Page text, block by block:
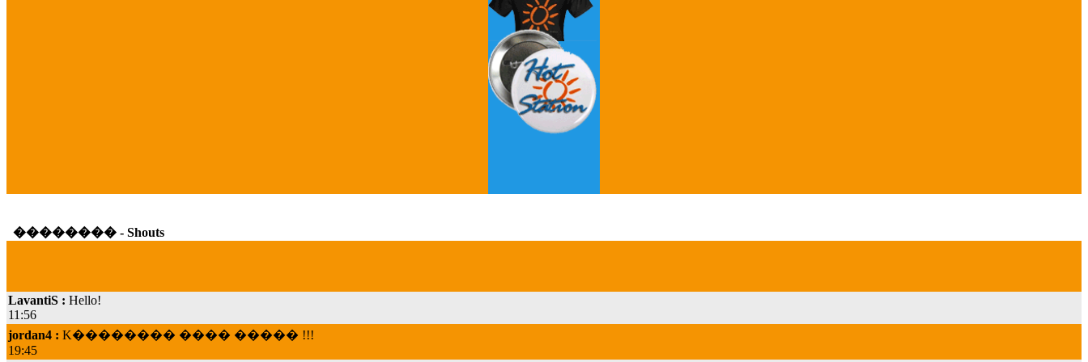
Grey's Anatomy
�������� - Shouts
11:56
jordan4 :K�������� ���� ����� !!!
19:45
LavantiS :ooops! ���� �� ����! �� �� �����, ���� �� ���������� ��� ������� ���� ���; ���� ��� ��� ��������